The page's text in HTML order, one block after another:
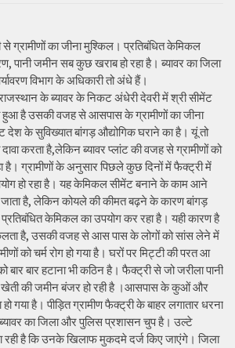
से ग्रामीणों का जीना मुश्किल। प्रतिबंधित केमिकल
पानी जमीन सब कुछ खराब हो रहा है। ब्यावर का जिला
विभाग के अधिकारी तो अंधे हैं।
के ब्यावर के निकट अंधेरी देवरी में श्री सीमेंट
हुआ है उसकी वजह से आसपास के ग्रामीणों का जीना
देश के सुविख्यात बांगड़ औद्योगिक घराने का है। यूं तो
करता है,लेकिन ब्यावर प्लांट की वजह से ग्रामीणों को
है। ग्रामीणों के अनुसार पिछले कुछ दिनों में फैक्ट्री में
हो रहा है। यह केमिकल सीमेंट बनाने के काम आने
जाता है, लेकिन कोयले की कीमत बढ़ने के कारण बांगड़
केमिकल का उपयोग कर रहा है। यही कारण है
है, उसकी वजह से आस पास के लोगों को सांस लेने में
को चर्म रोग हो गया है। घरों पर मिट्टी की परत आ
बार बार हटाना भी कठिन है। फैक्ट्री से जो जरीला पानी
की जमीन बंजर हो रही है ।आसपास के कुओं और
हो गया है। पीड़ित ग्रामीण फैक्ट्री के बाहर लगातार धरना
का जिला और पुलिस प्रशासन चुप है। उल्टे
रही है कि उनके खिलाफ मुकदमे दर्ज किए जाएंगे। जिला